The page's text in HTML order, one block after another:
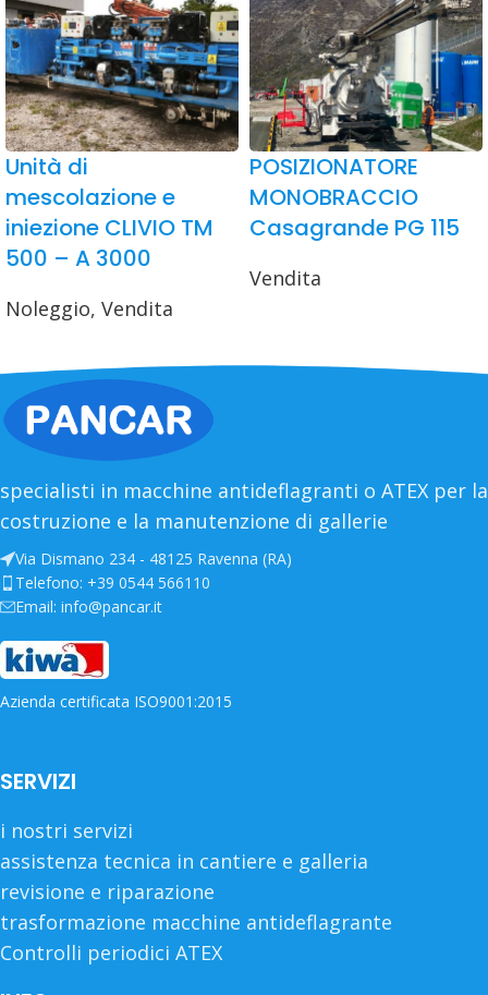
Unità di
mescolazione e
iniezione CLIVIO TM
500 – A 3000
Noleggio, Vendita
POSIZIONATORE
MONOBRACCIO
Casagrande PG 115
Vendita
specialisti in macchine antideflagranti o ATEX per la
costruzione e la manutenzione di gallerie
Via Dismano 234 - 48125 Ravenna (RA)
Telefono: +39 0544 566110
Email: info@pancar.it
Azienda certificata ISO9001:2015
SERVIZI
i nostri servizi
assistenza tecnica in cantiere e galleria
revisione e riparazione
trasformazione macchine antideflagrante
Controlli periodici ATEX